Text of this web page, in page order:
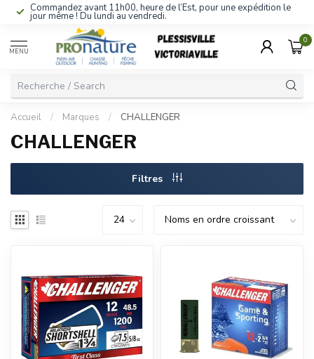
Commandez avant 11h00, heure de l’Est, pour une expédition le
jour même ! Du lundi au vendredi.
MENU
0
Accueil / Marques / CHALLENGER
CHALLENGER
Filtres